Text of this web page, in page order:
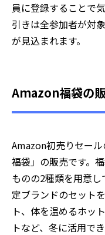
員に登録することで
引きは全参加者が対
が見込まれます。
Amazon福袋の
Amazon初売りセー
福袋」の販売です。
ものの2種類を用意
定ブランドのセット
ト、体を温めるホッ
トなど、冬に活用で